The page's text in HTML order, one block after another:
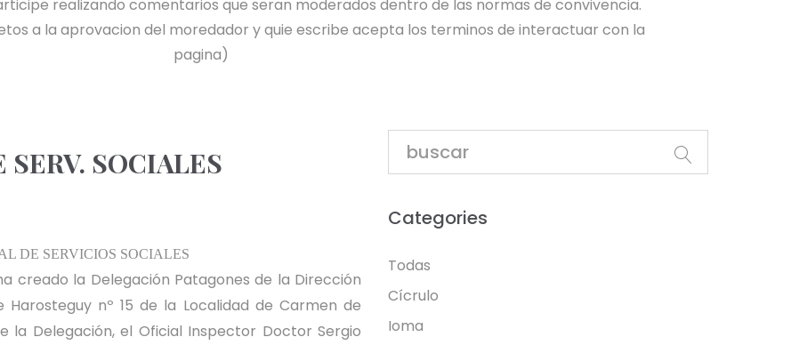
realizando comentarios que seran moderados dentro de las normas de convivencia.
a la aprovacion del moredador y quie escribe acepta los terminos de interactuar con la
pagina)
SOCIALES
DE SERVICIOS SOCIALES
creado la Delegación Patagones de la Dirección
nº 15 de la Localidad de Carmen de
la Delegación, el Oficial Inspector Doctor Sergio
Categories
Todas
Cícrulo
Ioma